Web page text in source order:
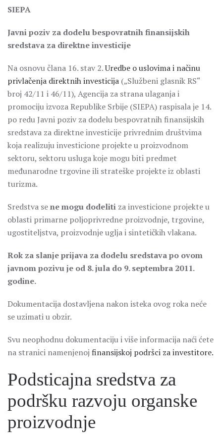
SIEPA
Javni poziv za dodelu bespovratnih finansijskih
sredstava za direktne investicije
Na osnovu člana 16. stav 2.Uredbe o uslovima i načinu
privlačenja direktnih investicija („Službeni glasnik RS“
broj 42/11 i 46/11), Agencija za strana ulaganja i
promociju izvoza Republike Srbije (SIEPA) raspisala je 14.
po redu Javni poziv za dodelu bespovratnih finansijskih
sredstava za direktne investicije privrednim društvima
koja realizuju investicione projekte u proizvodnom
sektoru, sektoru usluga koje mogu biti predmet
međunarodne trgovine ili strateške projekte iz oblasti
turizma.
Sredstva sene mogu dodeliti za investicione projekte u
oblasti primarne poljoprivredne proizvodnje, trgovine,
ugostiteljstva, proizvodnje uglja i sintetičkih vlakana.
Rok za slanje prijava za dodelu sredstava po ovom
javnom pozivu je od 8. jula do 9. septembra 2011.
godine.
Dokumentacija dostavljena nakon isteka ovog roka neće
se uzimati u obzir.
Svu neophodnu dokumentaciju i više informacija naći ćete
na stranici namenjenoj finansijskoj podršci za investitore.
Podsticajna sredstva za
podršku razvoju organske
proizvodnje